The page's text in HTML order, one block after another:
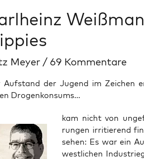
Meyer / 69 Kommentare
Aufstand der Jugend im Zeichen
Drogenkonsums...
kam nicht von
run­gen irri­tie­rend
se­hen: Es war ein
west­li­chen